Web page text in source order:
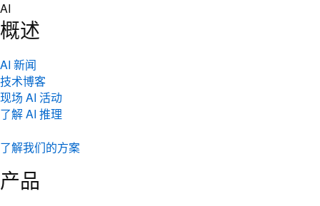
Skip
to
content
AI
概述
AI 新闻
技术博客
现场 AI 活动
了解 AI 推理
了解我们的方案
产品